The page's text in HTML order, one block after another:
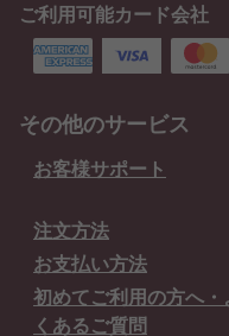
ご利用可能カード会社
その他のサービス
お客様サポート
注文方法
お支払い方法
初めてご利用の方へ・
くあるご質問